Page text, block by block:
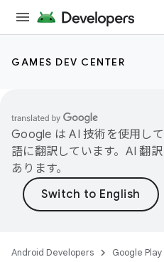
GAMES DEV CENTER
Google は AI 技術を使用し
語に翻訳しています。AI 翻
あります。
Android Developers Google Play